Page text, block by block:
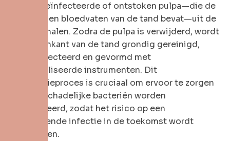
van de geïnfecteerde of ontstoken pulpa—die de
zenuwen en bloedvaten van de tand bevat—uit de
wortelkanalen. Zodra de pulpa is verwijderd, wordt
de binnenkant van de tand grondig gereinigd,
gedesinfecteerd en gevormd met
gespecialiseerde instrumenten. Dit
sterilisatieproces is cruciaal om ervoor te zorgen
dat alle schadelijke bacteriën worden
geëlimineerd, zodat het risico op een
terugkerende infectie in de toekomst wordt
voorkomen.